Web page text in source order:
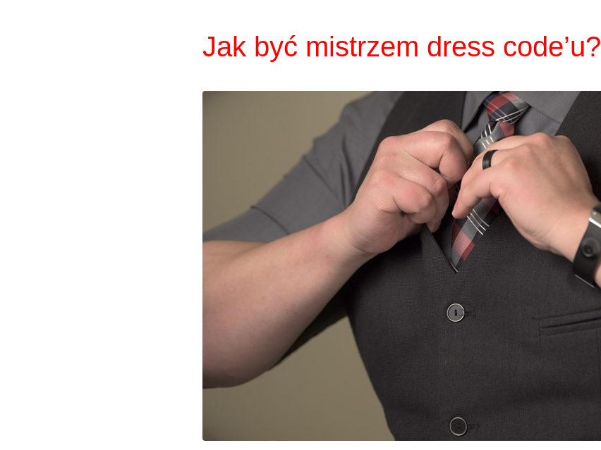
Jak być mistrzem dress code’u?